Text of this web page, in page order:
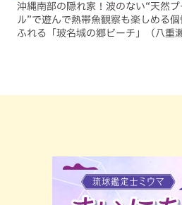
沖縄南部の隠れ家！波のない“天然プ
ル”で遊んで熱帯魚観察も楽しめる個
ふれる「玻名城の郷ビーチ」（八重